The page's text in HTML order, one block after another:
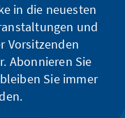
in die neuesten
und
Vorsitzenden
Abonnieren Sie
Sie immer